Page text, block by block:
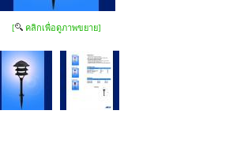
[ คลิกเพื่อดูภาพขยาย]